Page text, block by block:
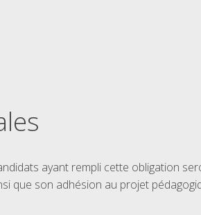
ayant rempli cette obligation
que son adhésion au projet